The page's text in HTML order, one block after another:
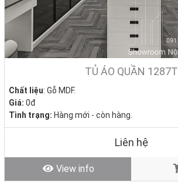
TỦ ÁO QUẦN 1287T
Chất liệu: Gỗ MDF.
Giá: 0đ
Tình trạng: Hàng mới - còn hàng.
Liên hệ
View info